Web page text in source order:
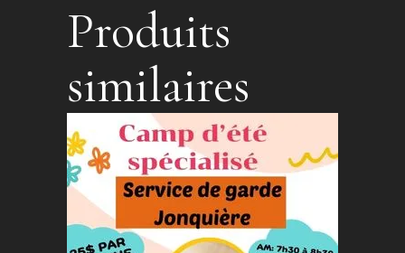
2026
Produits
similaires